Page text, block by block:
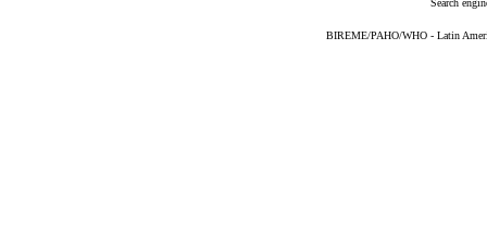
BIREME/PAHO/WHO - Latin